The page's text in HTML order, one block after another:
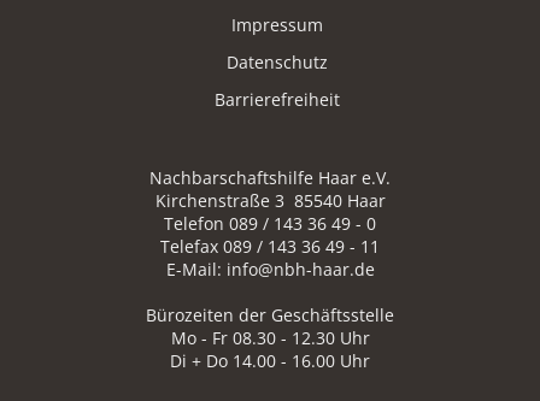
Impressum
Datenschutz
Barrierefreiheit
Nachbarschaftshilfe Haar e.V.
Kirchenstraße 3 85540 Haar
Telefon 089 / 143 36 49 - 0
Telefax 089 / 143 36 49 - 11
E-Mail: info@nbh-haar.de
Bürozeiten der Geschäftsstelle
Mo - Fr 08.30 - 12.30 Uhr
Di + Do 14.00 - 16.00 Uhr